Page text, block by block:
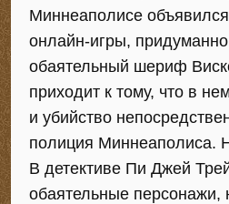
Миннеаполисе
онлайн-игры,
обаятельный шериф
приходит к тому, что в
и убийство
полиция Миннеаполиса.
В детективе Пи Джей
обаятельные персонажи,